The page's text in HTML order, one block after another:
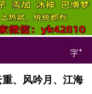
字+
、风吟月、江海